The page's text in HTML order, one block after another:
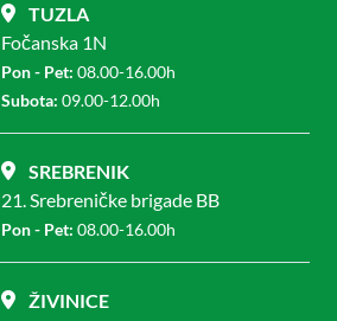
TUZLA
Fočanska 1N
Pon - Pet: 08.00-16.00h
Subota: 09.00-12.00h
SREBRENIK
21. Srebreničke brigade BB
Pon - Pet: 08.00-16.00h
ŽIVINICE